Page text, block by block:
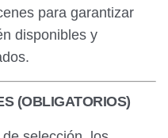
para garantizar
disponibles y
(OBLIGATORIOS)